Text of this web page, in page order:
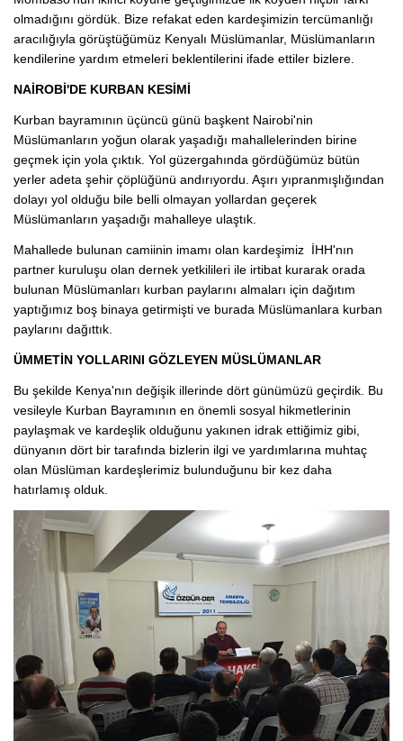
olmadığını gördük. Bize refakat eden kardeşimizin tercümanlığı
aracılığıyla görüştüğümüz Kenyalı Müslümanlar, Müslümanların
kendilerine yardım etmeleri beklentilerini ifade ettiler bizlere.
NAİROBİ'DE KURBAN KESİMİ
Kurban bayramının üçüncü günü başkent Nairobi'nin
Müslümanların yoğun olarak yaşadığı mahallelerinden birine
geçmek için yola çıktık. Yol güzergahında gördüğümüz bütün
yerler adeta şehir çöplüğünü andırıyordu. Aşırı yıpranmışlığından
dolayı yol olduğu bile belli olmayan yollardan geçerek
Müslümanların yaşadığı mahalleye ulaştık.
Mahallede bulunan camiinin imamı olan kardeşimiz İHH'nın
partner kuruluşu olan dernek yetkilileri ile irtibat kurarak orada
bulunan Müslümanları kurban paylarını almaları için dağıtım
yaptığımız boş binaya getirmişti ve burada Müslümanlara kurban
paylarını dağıttık.
ÜMMETİN YOLLARINI GÖZLEYEN MÜSLÜMANLAR
Bu şekilde Kenya'nın değişik illerinde dört günümüzü geçirdik. Bu
vesileyle Kurban Bayramının en önemli sosyal hikmetlerinin
paylaşmak ve kardeşlik olduğunu yakınen idrak ettiğimiz gibi,
dünyanın dört bir tarafında bizlerin ilgi ve yardımlarına muhtaç
olan Müslüman kardeşlerimiz bulunduğunu bir kez daha
hatırlamış olduk.